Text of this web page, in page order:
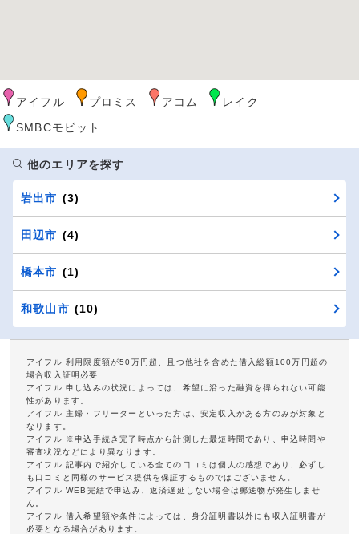
アイフル プロミス アコム
レイク
SMBCモビット
他のエリアを探す
岩出市 (3)
田辺市 (4)
橋本市 (1)
和歌山市 (10)
アイフル 利用限度額が50万円超、且つ他社を含めた借入総額100万円超の
場合収入証明必要
アイフル 申し込みの状況によっては、希望に沿った融資を得られない可能
性があります。
アイフル 主婦・フリーターといった方は、安定収入がある方のみが対象と
なります。
アイフル ※申込手続き完了時点から計測した最短時間であり、申込時間や
審査状況などにより異なります。
アイフル 記事内で紹介している全ての口コミは個人の感想であり、必ずし
も口コミと同様のサービス提供を保証するものではございません。
アイフル WEB完結で申込み、返済遅延しない場合は郵送物が発生しませ
ん。
アイフル 借入希望額や条件によっては、身分証明書以外にも収入証明書が
必要となる場合があります。